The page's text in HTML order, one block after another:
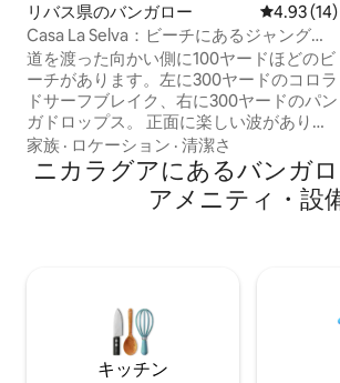
リバス県のバンガロー レビュー
4.93 (14)
Casa La Selva：ビーチにあるジャングル
の隠れ家！
道を渡った向かい側に100ヤードほどのビ
ーチがあります。左に300ヤードのコロラ
ドサーフブレイク、右に300ヤードのパン
ガドロップス。 正面に楽しい波がありま
す。 寝室は3部屋あります。メインハウス
に2部屋、ゲストハウスに1部屋。6名様が
宿泊できます。 すべての寝室には、ゲス
トの要望に応じてキングサイズのベッド
入マットレス。 世界で最も美しく最高の
サーフビーチの1つです！
家族 · ロケーション · 清潔さ
ニカラグアにあるバンガ
アメニティ・設
キッチン